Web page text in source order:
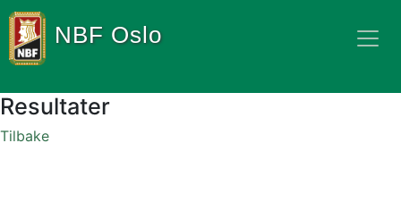
NBF Oslo
Resultater
Tilbake